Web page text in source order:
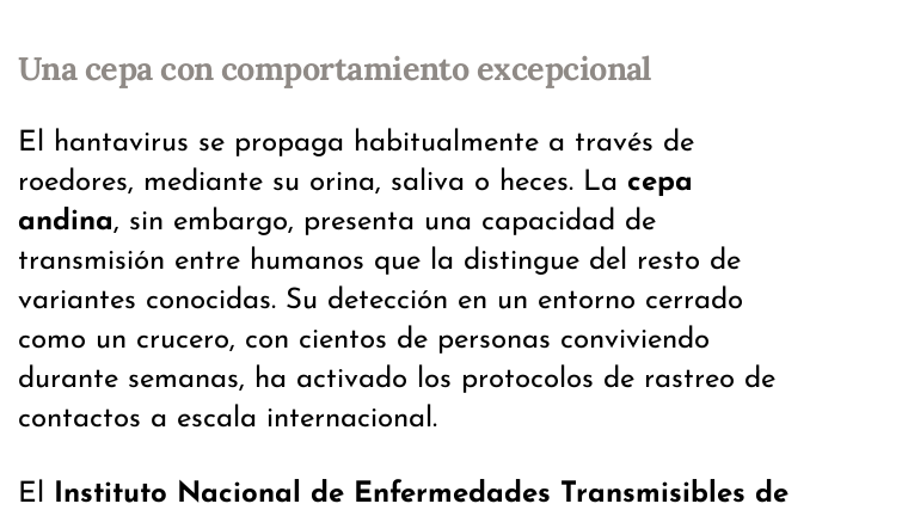
Una cepa con comportamiento excepcional
El hantavirus se propaga habitualmente a través de
roedores, mediante su orina, saliva o heces. La cepa
andina, sin embargo, presenta una capacidad de
transmisión entre humanos que la distingue del resto de
variantes conocidas. Su detección en un entorno cerrado
como un crucero, con cientos de personas conviviendo
durante semanas, ha activado los protocolos de rastreo de
contactos a escala internacional.
El Instituto Nacional de Enfermedades Transmisibles de